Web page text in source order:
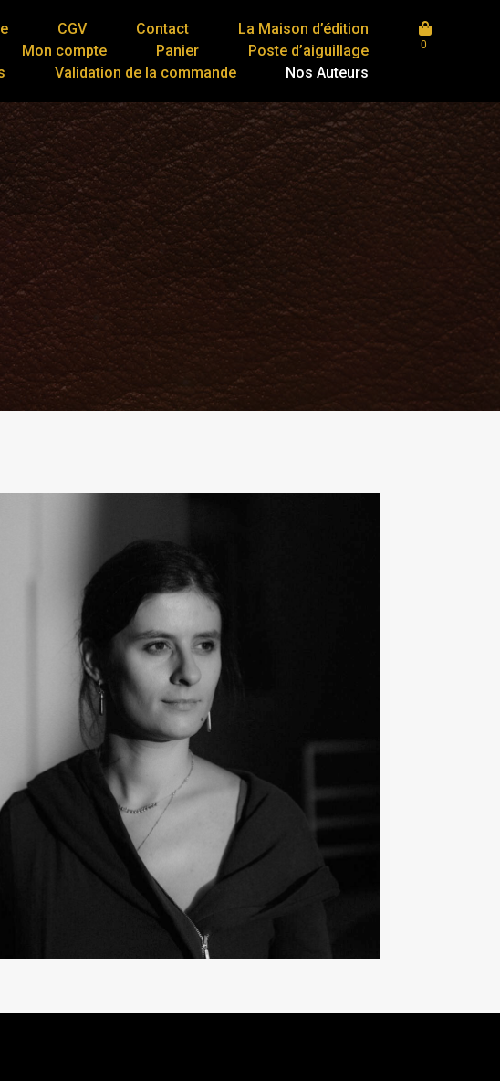
CGV Contact
La Maison d’édition
Mon compte Panier
Poste d’aiguillage
Validation de la commande Nos Auteurs
0